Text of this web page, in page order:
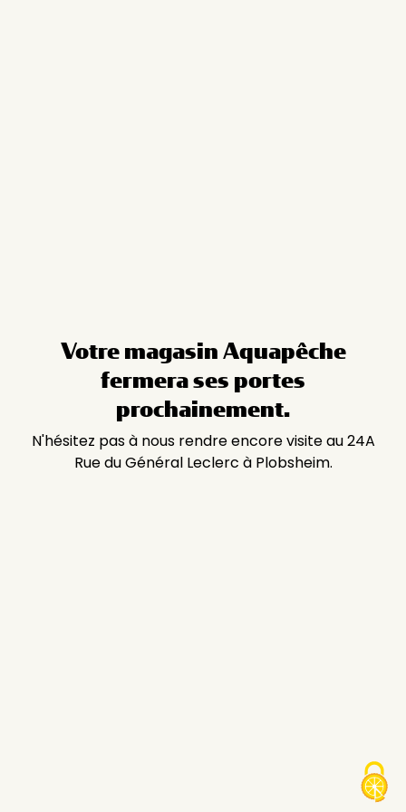
Votre magasin Aquapêche
fermera ses portes
prochainement.
N'hésitez pas à nous rendre encore visite au 24A
Rue du Général Leclerc à Plobsheim.